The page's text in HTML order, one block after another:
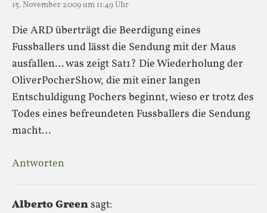
15. November 2009 um 11:49 Uhr
Die ARD überträgt die Beerdigung eines
Fussballers und lässt die Sendung mit der Maus
ausfallen… was zeigt Sat1? Die Wiederholung der
OliverPocherShow, die mit einer langen
Entschuldigung Pochers beginnt, wieso er trotz des
Todes eines befreundeten Fussballers die Sendung
macht…
Antworten
Alberto Greensagt: